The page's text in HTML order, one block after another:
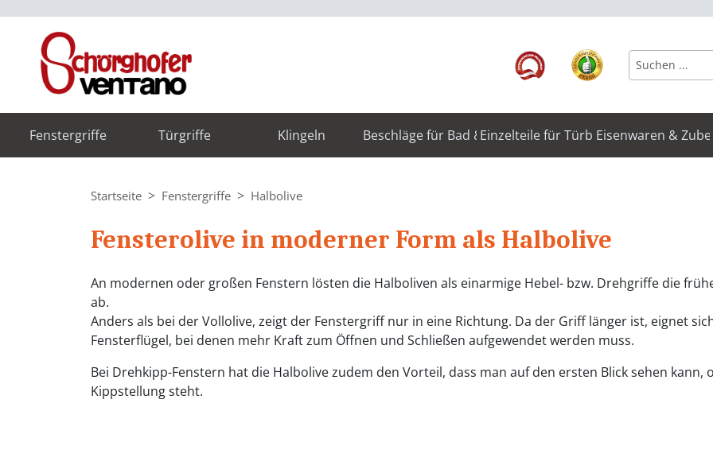
Fenstergriffe Türgriffe Klingeln Beschläge für Bad & WCEinzelteile für Türbeschläge
Eisenwaren &
Startseite Fenstergriffe Halbolive
Fensterolive in moderner Form als Halbolive
An modernen oder großen Fenstern lösten die Halboliven als einarmige Hebel- bzw. Drehgriffe die
ab.
Anders als bei der Vollolive, zeigt der Fenstergriff nur in eine Richtung. Da der Griff länger ist, eignet
Fensterflügel, bei denen mehr Kraft zum Öffnen und Schließen aufgewendet werden muss.
Bei Drehkipp-Fenstern hat die Halbolive zudem den Vorteil, dass man auf den ersten Blick sehen kann,
Kippstellung steht.